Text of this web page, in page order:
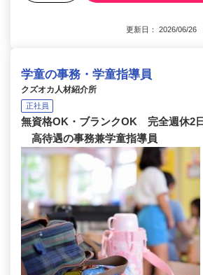
更新日： 2026/06/
学童の事務・学童指導員
クズオカ人材紹介所
正社員
無資格OK・ブランクOK 完全週休2日
高待遇の事務兼学童指導員